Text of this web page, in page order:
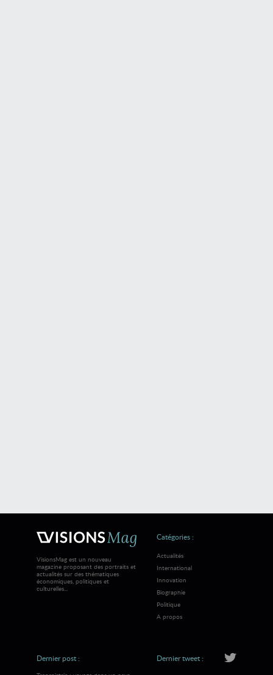
VisionsMag est un nouveau
magazine proposant des portraits et
actualités sur des thématiques
économiques, politiques et
culturelles...
Catégories :
Actualités
International
Innovation
Biographie
Politique
A propos
Dernier post : Dernier tweet :